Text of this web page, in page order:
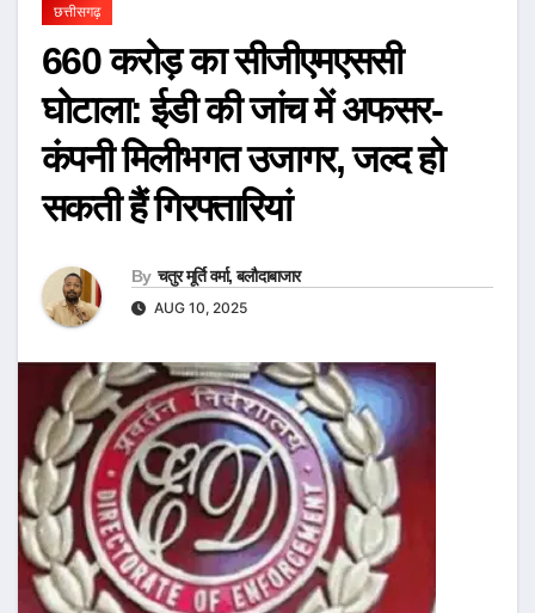
छत्तीसगढ़
660 करोड़ का सीजीएमएससी
घोटाला: ईडी की जांच में अफसर-
कंपनी मिलीभगत उजागर, जल्द हो
सकती हैं गिरफ्तारियां
By चतुर मूर्ति वर्मा, बलौदाबाजार
AUG 10, 2025